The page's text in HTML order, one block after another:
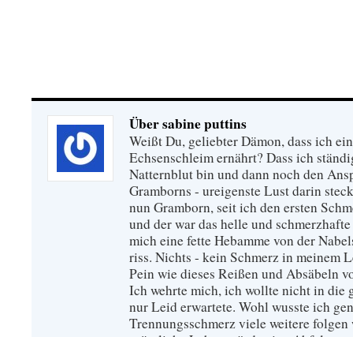
Über sabine puttins
Weißt Du, geliebter Dämon, dass ich
Echsenschleim ernährt? Dass ich
Natternblut bin und dann noch den
Gramborns - ureigenste Lust darin
nun Gramborn, seit ich den ersten
und der war das helle und
mich eine fette Hebamme von der
riss. Nichts - kein Schmerz in meinem
Pein wie dieses Reißen und Absäbeln
Ich wehrte mich, ich wollte nicht in die
nur Leid erwartete. Wohl wusste ich
Trennungsschmerz viele weitere folgen